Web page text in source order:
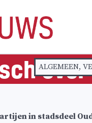
in stadsdeel
ALGEMEEN,